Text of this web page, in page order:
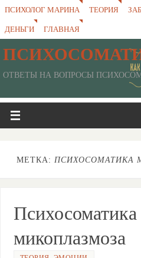
ПСИХОЛОГ МАРИНА ТЕОРИЯ
ДЕНЬГИ
ГЛАВНАЯ
ОТВЕТЫ НА ВОПРОСЫ
МЕТКА: ПСИХОСОМАТИКА
Психосоматика
микоплазмоза